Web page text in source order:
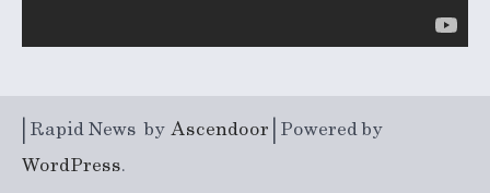
| Rapid News byAscendoor | Powered by
WordPress.